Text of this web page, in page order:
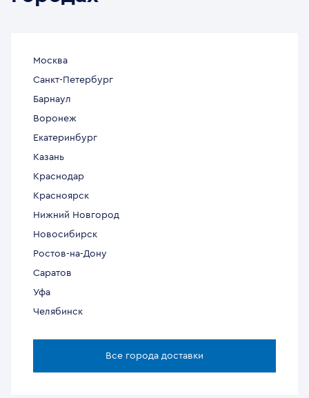
Москва
Санкт-Петербург
Барнаул
Воронеж
Екатеринбург
Казань
Краснодар
Красноярск
Нижний Новгород
Новосибирск
Ростов-на-Дону
Саратов
Уфа
Челябинск
Все города доставки